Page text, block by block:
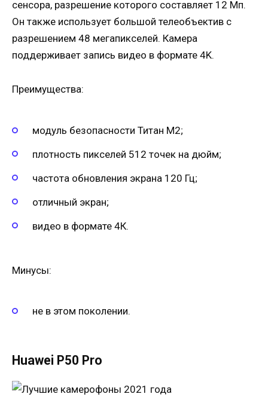
сенсора, разрешение которого составляет 12 Мп.
Он также использует большой телеобъектив с
разрешением 48 мегапикселей. Камера
поддерживает запись видео в формате 4K.
Преимущества:
модуль безопасности Титан М2;
плотность пикселей 512 точек на дюйм;
частота обновления экрана 120 Гц;
отличный экран;
видео в формате 4К.
Минусы:
не в этом поколении.
Huawei P50 Pro